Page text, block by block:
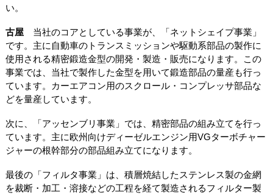
い。
古屋当社のコアとしている事業が、「ネットシェイプ事業」
です。主に自動車のトランスミッションや駆動系部品の製作に
使用される精密鍛造金型の開発・製造・販売になります。この
事業では、当社で製作した金型を用いて鍛造部品の量産も行っ
ています。カーエアコン用のスクロール・コンプレッサ部品な
どを量産しています。
次に、「アッセンブリ事業」では、精密部品の組み立てを行っ
ています。主に欧州向けディーゼルエンジン用VGターボチャー
ジャーの根幹部分の部品組み立てになります。
最後の「フィルタ事業」は、積層焼結したステンレス製の金網
を裁断・加工・溶接などの工程を経て製造されるフィルター製